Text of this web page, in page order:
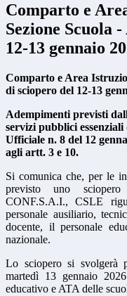
Comparto e
Sezione Scuola
12-13 gennaio
Comparto e Area
di sciopero del 12-13
Adempimenti previsti
servizi pubblici essenziali
Ufficiale n. 8 del 12
agli artt. 3 e 10.
Si comunica che, per le
previsto uno
CONF.S.A.I., CSLE
personale ausiliario,
docente, il personale
nazionale.
Lo sciopero si svolgerà
martedì 13 gennaio
educativo e ATA delle